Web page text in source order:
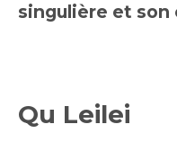
singulière et
Qu Leilei